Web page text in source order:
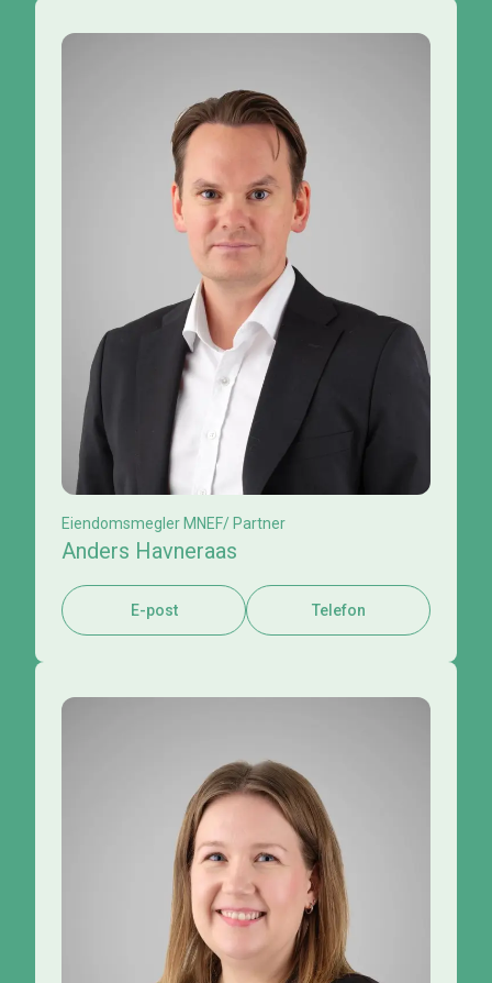
Eiendomsmegler MNEF/ Partner
Anders Havneraas
E-post Telefon